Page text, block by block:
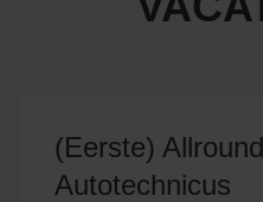
(Eerste)
Autotechnicus